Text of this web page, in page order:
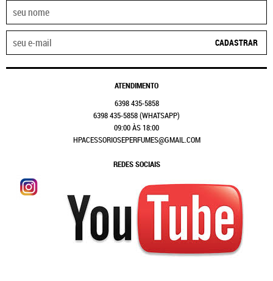
CADASTRAR
ATENDIMENTO
6398435-5858
6398435-5858(WHATSAPP)
09:00 ÀS 18:00
HPACESSORIOSEPERFUMES@GMAIL.COM
REDES SOCIAIS